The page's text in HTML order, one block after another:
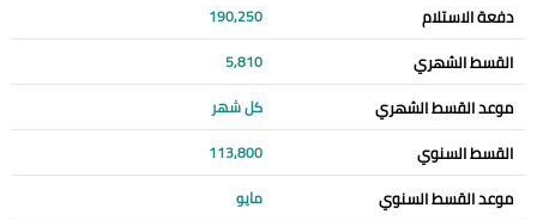
دفعة الاستلام 190,250
القسط الشهري 5,810
موعد القسط الشهري كل شهر
القسط السنوي 113,800
موعد القسط السنوي مايو